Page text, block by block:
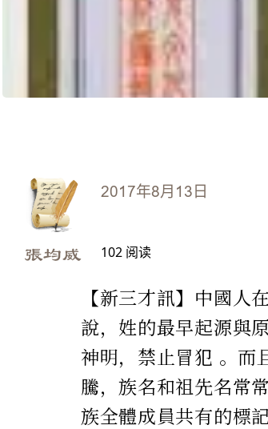
2017年8月13日
張均威 102 阅读
【新三才訊】中國人
說，姓的最早起源與
神明，禁止冒犯 。而
騰，族名和祖先名常
族全體成員共有的標記